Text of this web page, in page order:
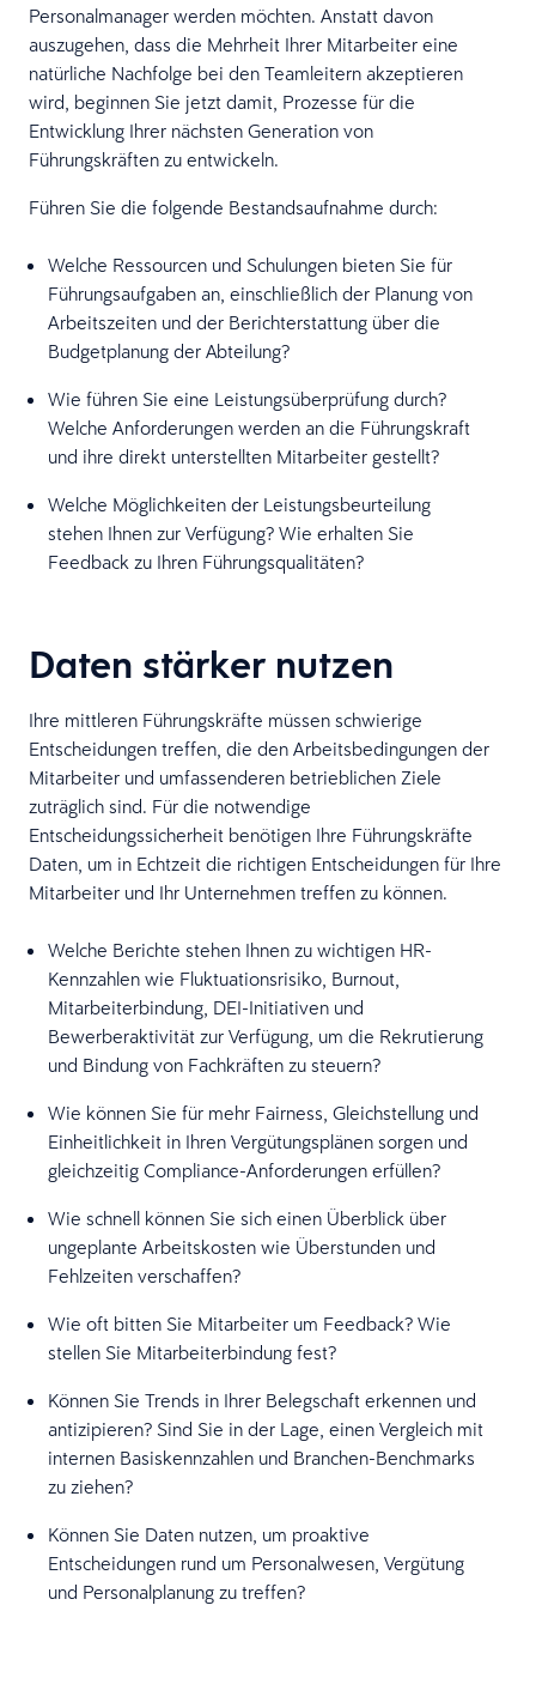
Personalmanager werden möchten. Anstatt davon
auszugehen, dass die Mehrheit Ihrer Mitarbeiter eine
natürliche Nachfolge bei den Teamleitern akzeptieren
wird, beginnen Sie jetzt damit, Prozesse für die
Entwicklung Ihrer nächsten Generation von
Führungskräften zu entwickeln.
Führen Sie die folgende Bestandsaufnahme durch:
Welche Ressourcen und Schulungen bieten Sie für
Führungsaufgaben an, einschließlich der Planung von
Arbeitszeiten und der Berichterstattung über die
Budgetplanung der Abteilung?
Wie führen Sie eine Leistungsüberprüfung durch?
Welche Anforderungen werden an die Führungskraft
und ihre direkt unterstellten Mitarbeiter gestellt?
Welche Möglichkeiten der Leistungsbeurteilung
stehen Ihnen zur Verfügung? Wie erhalten Sie
Feedback zu Ihren Führungsqualitäten?
Daten stärker nutzen
Ihre mittleren Führungskräfte müssen schwierige
Entscheidungen treffen, die den Arbeitsbedingungen der
Mitarbeiter und umfassenderen betrieblichen Ziele
zuträglich sind. Für die notwendige
Entscheidungssicherheit benötigen Ihre Führungskräfte
Daten, um in Echtzeit die richtigen Entscheidungen für Ihre
Mitarbeiter und Ihr Unternehmen treffen zu können.
Welche Berichte stehen Ihnen zu wichtigen HR-
Kennzahlen wie Fluktuationsrisiko, Burnout,
Mitarbeiterbindung, DEI-Initiativen und
Bewerberaktivität zur Verfügung, um die Rekrutierung
und Bindung von Fachkräften zu steuern?
Wie können Sie für mehr Fairness, Gleichstellung und
Einheitlichkeit in Ihren Vergütungsplänen sorgen und
gleichzeitig Compliance-Anforderungen erfüllen?
Wie schnell können Sie sich einen Überblick über
ungeplante Arbeitskosten wie Überstunden und
Fehlzeiten verschaffen?
Wie oft bitten Sie Mitarbeiter um Feedback? Wie
stellen Sie Mitarbeiterbindung fest?
Können Sie Trends in Ihrer Belegschaft erkennen und
antizipieren? Sind Sie in der Lage, einen Vergleich mit
internen Basiskennzahlen und Branchen-Benchmarks
zu ziehen?
Können Sie Daten nutzen, um proaktive
Entscheidungen rund um Personalwesen, Vergütung
und Personalplanung zu treffen?